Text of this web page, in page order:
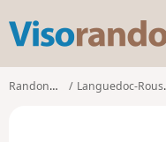
Randonnées Languedoc-Roussillon